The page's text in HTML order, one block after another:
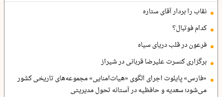
نقاب را بردار آقای ستاره
کدام فوتبال؟
فرعون در قلب دریای سیاه
برگزاری کنسرت علیرضا قربانی در شیراز
«فارس» پایلوت اجرای الگوی «هیات‌امنایی» مجموعه‌های تاریخی کشور
می‌شود؛ سعدیه و حافظیه در آستانه تحول مدیریتی